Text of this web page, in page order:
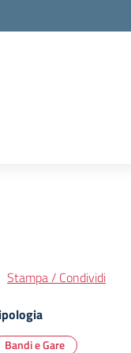
Stampa / Condividi
Bandi e Gare